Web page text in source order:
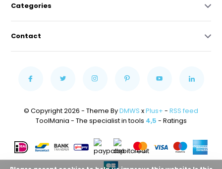
Categories
Contact
© Copyright 2026 - Theme ByDMWS xPlus+ - RSS feed
ToolMania - The specialist in tools 4,5 - Ratings